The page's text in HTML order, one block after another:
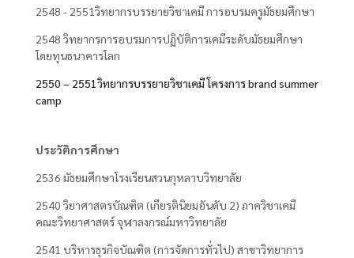
2548 - 2551วิทยากรบรรยายวิชาเคมี การอบรมครูมัธยมศึกษา
2548 วิทยากรการอบรมการปฏิบัติการเคมีระดับมัธยมศึกษา
โดยทุนธนาคารโลก
2550 – 2551วิทยากรบรรยายวิชาเคมี โครงการ brand summer
camp
ประวัติการศึกษา
2536 มัธยมศึกษาโรงเรียนสวนกุหลาบวิทยาลัย
2540 วิยาศาสตรบัณฑิต (เกียรตินิยมอันดับ 2) ภาควิชาเคมี
คณะวิทยาศาสตร์ จุฬาลงกรณ์มหาวิทยาลัย
2541 บริหารธุรกิจบัณฑิต (การจัดการทั่วไป) สาขาวิทยาการ